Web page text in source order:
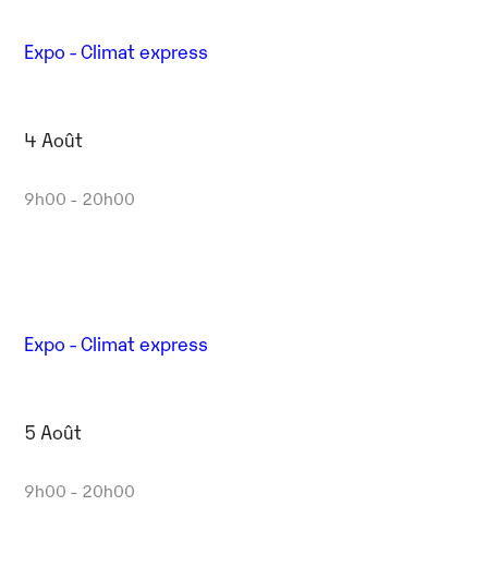
Expo - Climat express
4 Août
9h00 - 20h00
Expo - Climat express
5 Août
9h00 - 20h00